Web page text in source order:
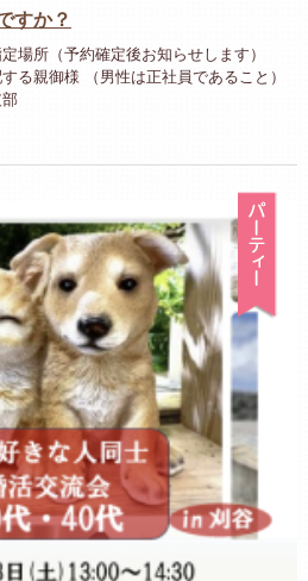
すか？
場所（予約確定後お知らせします）
る親御様 （男性は正社員であること）